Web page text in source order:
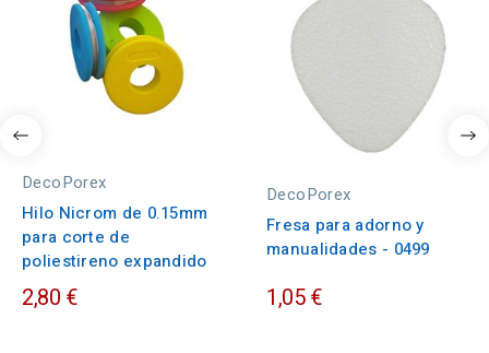
DecoPorex
Hilo Nicrom de 0.15mm
para corte de
poliestireno expandido
2,80 €
DecoPorex
Fresa para adorno y
manualidades - 0499
1,05 €